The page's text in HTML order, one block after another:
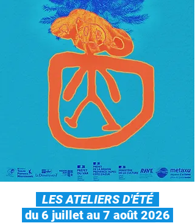
LES ATELIERS D'ÉTÉ
du 6 juillet au 7 août 2026